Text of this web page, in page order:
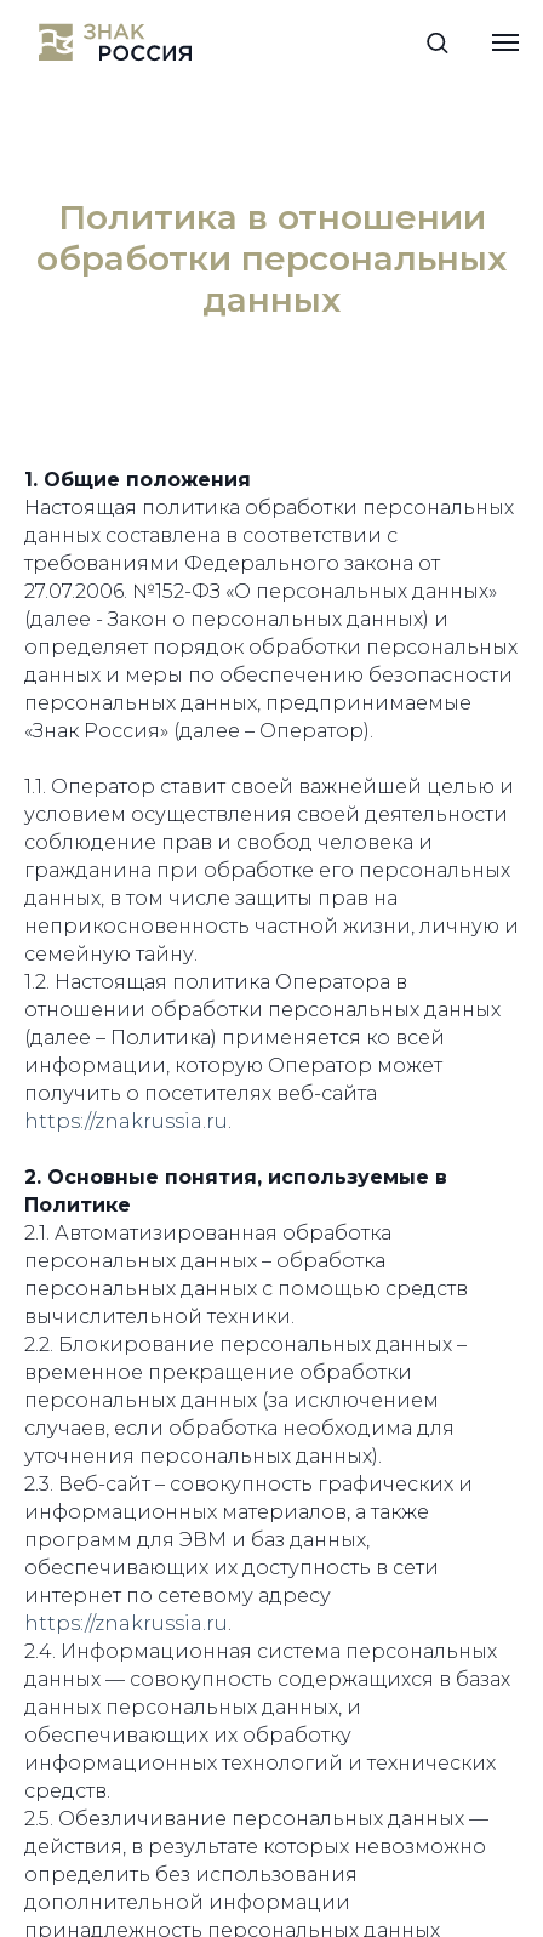
Политика в отношении
обработки персональных
данных
1. Общие положения
Настоящая политика обработки персональных
данных составлена в соответствии с
требованиями Федерального закона от
27.07.2006. №152-ФЗ «О персональных данных»
(далее - Закон о персональных данных) и
определяет порядок обработки персональных
данных и меры по обеспечению безопасности
персональных данных, предпринимаемые
«Знак Россия» (далее – Оператор).
1.1. Оператор ставит своей важнейшей целью и
условием осуществления своей деятельности
соблюдение прав и свобод человека и
гражданина при обработке его персональных
данных, в том числе защиты прав на
неприкосновенность частной жизни, личную и
семейную тайну.
1.2. Настоящая политика Оператора в
отношении обработки персональных данных
(далее – Политика) применяется ко всей
информации, которую Оператор может
получить о посетителях веб-сайта
https://znakrussia.ru.
2. Основные понятия, используемые в
Политике
2.1. Автоматизированная обработка
персональных данных – обработка
персональных данных с помощью средств
вычислительной техники.
2.2. Блокирование персональных данных –
временное прекращение обработки
персональных данных (за исключением
случаев, если обработка необходима для
уточнения персональных данных).
2.3. Веб-сайт – совокупность графических и
информационных материалов, а также
программ для ЭВМ и баз данных,
обеспечивающих их доступность в сети
интернет по сетевому адресу
https://znakrussia.ru.
2.4. Информационная система персональных
данных — совокупность содержащихся в базах
данных персональных данных, и
обеспечивающих их обработку
информационных технологий и технических
средств.
2.5. Обезличивание персональных данных —
действия, в результате которых невозможно
определить без использования
дополнительной информации
принадлежность персональных данных